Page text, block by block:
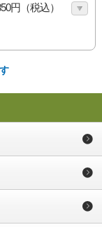
円（税込）